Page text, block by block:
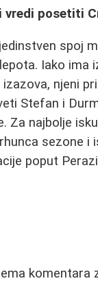
vredi posetiti
spoj
Iako ima
njeni
Stefan i
Za najbolje
sezone i
poput
komentara